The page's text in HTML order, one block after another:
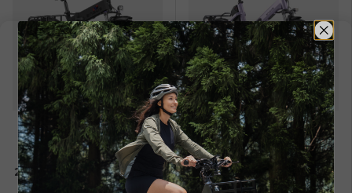
NeroRossoBianco
Engine X
250W 100 km Range Max
Speed 25 km/h Full
Soft Purple
Graphite Gray
Dusty Blue
ENGWE O20
Boost